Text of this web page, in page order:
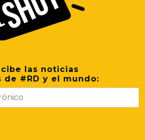
las noticias
de #RD y el mundo: